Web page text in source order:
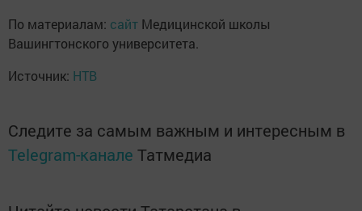
По материалам: сайт Медицинской школы
Вашингтонского университета.
Источник: НТВ
Следите за самым важным и интересным в
Telegram-канале Татмедиа